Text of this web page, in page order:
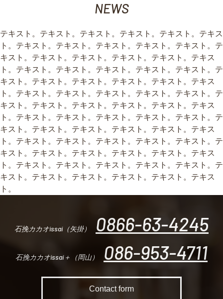
NEWS
テキスト。テキスト。テキスト。テキスト。テキスト。テキス
ト。テキスト。テキスト。テキスト。テキスト。テキスト。テ
キスト。テキスト。テキスト。テキスト。テキスト。テキス
ト。テキスト。テキスト。テキスト。テキスト。テキスト。テ
キスト。テキスト。テキスト。テキスト。テキスト。テキス
ト。テキスト。テキスト。テキスト。テキスト。テキスト。テ
キスト。テキスト。テキスト。テキスト。テキスト。テキス
ト。テキスト。テキスト。テキスト。テキスト。テキスト。テ
キスト。テキスト。テキスト。テキスト。テキスト。テキス
ト。テキスト。テキスト。テキスト。テキスト。テキスト。テ
キスト。テキスト。テキスト。テキスト。テキスト。テキス
ト。テキスト。テキスト。テキスト。テキスト。テキスト。テ
キスト。テキスト。テキスト。テキスト。テキスト。テキス
ト。
石挽カカオissai（矢掛） 0866-63-4245
石挽カカオissai＋（岡山） 086-953-4711
Contact form